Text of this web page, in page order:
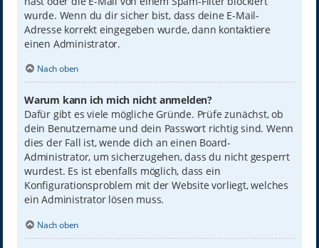
wurde. Wenn du dir sicher bist, dass deine E-Mail-
Adresse korrekt eingegeben wurde, dann kontaktiere
einen Administrator.
Nach oben
Warum kann ich mich nicht anmelden?
Dafür gibt es viele mögliche Gründe. Prüfe zunächst, ob
dein Benutzername und dein Passwort richtig sind. Wenn
dies der Fall ist, wende dich an einen Board-
Administrator, um sicherzugehen, dass du nicht gesperrt
wurdest. Es ist ebenfalls möglich, dass ein
Konfigurationsproblem mit der Website vorliegt, welches
ein Administrator lösen muss.
Nach oben